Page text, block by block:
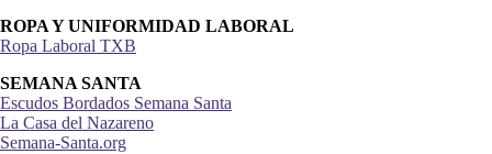
ROPA Y UNIFORMIDAD LABORAL
Ropa Laboral TXB
SEMANA SANTA
Escudos Bordados Semana Santa
La Casa del Nazareno
Semana-Santa.org